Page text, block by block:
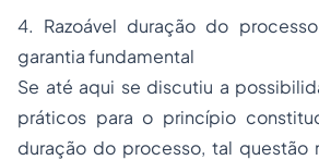
4. Razoável duração do processo
garantia fundamental
Se até aqui se discutiu a
práticos para o princípio
duração do processo, tal questão